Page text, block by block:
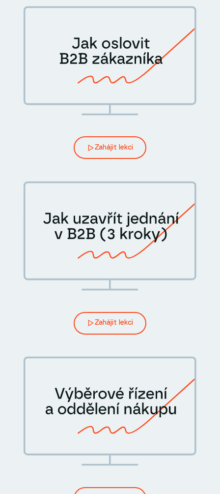
Zahájit lekci
Zahájit lekci